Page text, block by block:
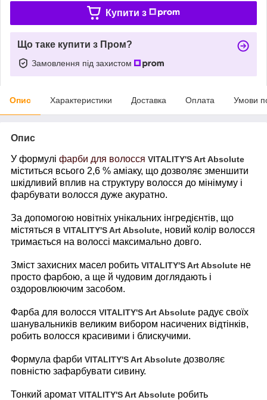
Купити з
Що таке купити з Пром?
Замовлення під захистом
Опис Характеристики Доставка Оплата Умови
Опис
У формулі фарби для волосся VITALITY'SArtAbsolute
міститься всього 2,6 % аміаку, що дозволяє зменшити
шкідливий вплив на структуру волосся до мінімуму і
фарбувати волосся дуже акуратно.
За допомогою новітніх унікальних інгредієнтів, що
містяться в VITALITY'SArtAbsolute, новий колір волосся
тримається на волоссі максимально довго.
Зміст захисних масел робить VITALITY'SArtAbsolute не
просто фарбою, а ще й чудовим доглядають і
оздоровлюючим засобом.
Фарба для волосся VITALITY'SArtAbsolute радує своїх
шанувальників великим вибором насичених відтінків,
робить волосся красивими і блискучими.
Формула фарби VITALITY'SArtAbsolute дозволяє
повністю зафарбувати сивину.
Тонкий аромат VITALITY'SArtAbsolute робить